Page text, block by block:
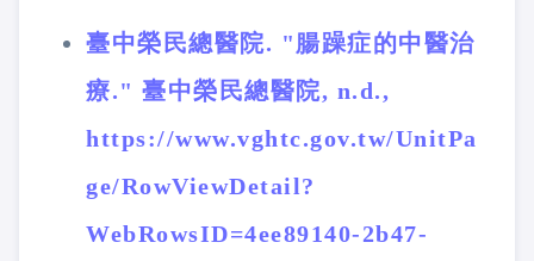
臺中榮民總醫院. "腸躁症的中醫治
療." 臺中榮民總醫院, n.d.,
https://www.vghtc.gov.tw/UnitPa
ge/RowViewDetail?
WebRowsID=4ee89140-2b47-